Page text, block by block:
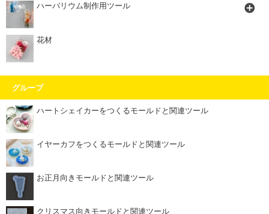
ハーバリウム制作用ツール
花材
グループ
ハートシェイカーをつくるモールドと関連ツール
イヤーカフをつくるモールドと関連ツール
お正月向きモールドと関連ツール
クリスマス向きモールドと関連ツール